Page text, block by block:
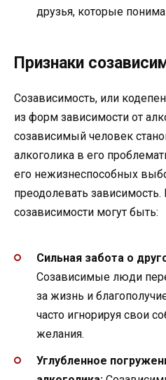
друзья, которые
Признаки
Созависимость, или
из форм зависимости от
созависимый человек
алкоголика в его
его нежизнеспособных
преодолевать
созависимости могут быть:
Сильная забота о
Созависимые люди
за жизнь и
часто игнорируя свои
желания.
Углубленное